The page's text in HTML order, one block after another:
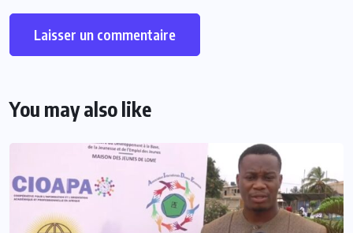
You may also like